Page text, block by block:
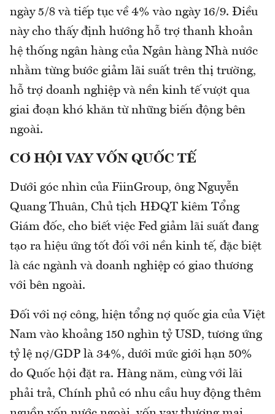
ngày 5/8 và tiếp tục về 4% vào ngày 16/9. Điều
này cho thấy định hướng hỗ trợ thanh khoản
hệ thống ngân hàng của Ngân hàng Nhà nước
nhằm từng bước giảm lãi suất trên thị trường,
hỗ trợ doanh nghiệp và nền kinh tế vượt qua
giai đoạn khó khăn từ những biến động bên
ngoài.
CƠ HỘI VAY VỐN QUỐC TẾ
Dưới góc nhìn của FiinGroup, ông Nguyễn
Quang Thuân, Chủ tịch HĐQT kiêm Tổng
Giám đốc, cho biết việc Fed giảm lãi suất đang
tạo ra hiệu ứng tốt đối với nền kinh tế, đặc biệt
là các ngành và doanh nghiệp có giao thương
với bên ngoài.
Đối với nợ công, hiện tổng nợ quốc gia của Việt
Nam vào khoảng 150 nghìn tỷ USD, tương ứng
tỷ lệ nợ/GDP là 34%, dưới mức giới hạn 50%
do Quốc hội đặt ra. Hàng năm, cùng với lãi
phải trả, Chính phủ có nhu cầu huy động thêm